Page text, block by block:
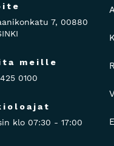
7, 00880
meille
0100
klo 07:30 - 17:00